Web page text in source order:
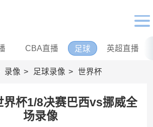
CBA直播 足球 英超直播
录像 足球录像 世界杯
界杯1/8决赛巴西vs挪威全
场录像